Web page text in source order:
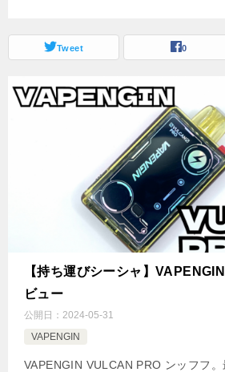
Tweet 0
【持ち運びシーシャ】
ビュー
公開日： 2024-05-31
VAPENGIN
VAPENGIN VULCAN PRO ンッフフ